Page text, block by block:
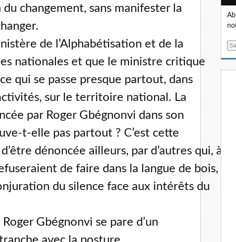
du changement, sans manifester la
de l’Alphabétisation et de la
nationales et que le ministre critique
qui se passe presque partout, dans
sur le territoire national. La
par Roger Gbégnonvi dans son
t-elle pas partout ? C’est cette
dénoncée ailleurs, par d’autres qui, à
de faire dans la langue de bois,
du silence face aux intérêts du
Gbégnonvi se pare d’un
E